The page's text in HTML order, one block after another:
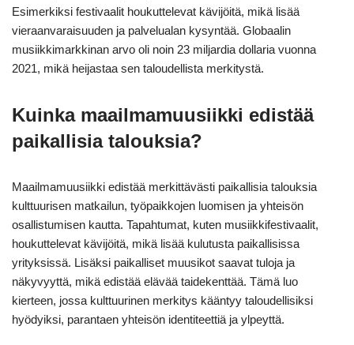
Esimerkiksi festivaalit houkuttelevat kävijöitä, mikä lisää
vieraanvaraisuuden ja palvelualan kysyntää. Globaalin
musiikkimarkkinan arvo oli noin 23 miljardia dollaria vuonna
2021, mikä heijastaa sen taloudellista merkitystä.
Kuinka maailmamuusiikki edistää
paikallisia talouksia?
Maailmamuusiikki edistää merkittävästi paikallisia talouksia
kulttuurisen matkailun, työpaikkojen luomisen ja yhteisön
osallistumisen kautta. Tapahtumat, kuten musiikkifestivaalit,
houkuttelevat kävijöitä, mikä lisää kulutusta paikallisissa
yrityksissä. Lisäksi paikalliset muusikot saavat tuloja ja
näkyvyyttä, mikä edistää elävää taidekenttää. Tämä luo
kierteen, jossa kulttuurinen merkitys kääntyy taloudellisiksi
hyödyiksi, parantaen yhteisön identiteettiä ja ylpeyttä.